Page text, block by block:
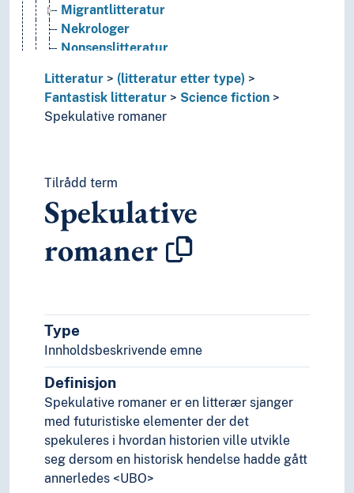
Migrantlitteratur
Nekrologer
Nonsenslitteratur
Oppbyggelseslitteratur
Populærlitteratur
Prekener
Rabbinsk litteratur
Reiselitteratur
Religiøs litteratur
Sykluser (Litteratur)
Trilogier
Undergrunnslitteratur
Ungdomslitteratur
Verdenslitteratur
Visjonslitteratur
Westernlitteratur
Adaptasjoner (Litteratur)
Asemisk skriving
Litteraturvitenskap
Litterære samlingssteder
Litteratur
(litteratur etter type)
Fantastisk litteratur
Science fiction
Spekulative romaner
Tilrådd term
Spekulative
romaner
Type
Innholdsbeskrivende emne
Definisjon
Spekulative romaner er en litterær sjanger
med futuristiske elementer der det
spekuleres i hvordan historien ville utvikle
seg dersom en historisk hendelse hadde gått
annerledes <UBO>